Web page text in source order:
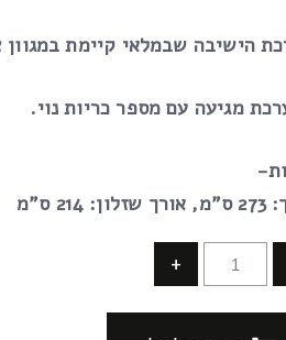
הישיבה שבמלאי קיימת
מגיעה עם מספר כריות נוי.
214 ס”מ
+